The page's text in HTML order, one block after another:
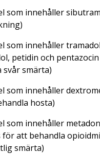
som innehåller
som innehåller
petidin och
svår smärta)
som innehåller
hosta)
som innehåller
för att behandla
smärta)